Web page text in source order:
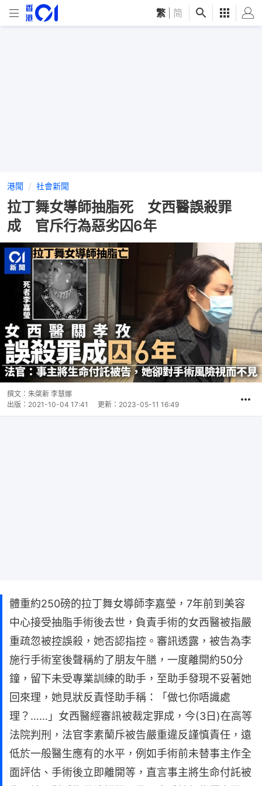
繁 简
港聞 社會新聞
拉丁舞女導師抽脂死 女西醫誤殺罪
成 官斥行為惡劣囚6年
撰文： 朱棨新 李慧娜
出版： 2021-10-04 17:41 更新： 2023-05-11 16:49
體重約250磅的拉丁舞女導師李嘉瑩，7年前到美容
中心接受抽脂手術後去世，負責手術的女西醫被指嚴
重疏忽被控誤殺，她否認指控。審訊透露，被告為李
施行手術室後聲稱約了朋友午膳，一度離開約50分
鐘，留下未受專業訓練的助手，至助手發現不妥著她
回來理，她見狀反責怪助手稱：「做乜你唔識處
理？……」女西醫經審訊被裁定罪成，今(3日)在高等
法院判刑，法官李素蘭斥被告嚴重違反謹慎責任，遠
低於一般醫生應有的水平，例如手術前未替事主作全
面評估、手術後立即離開等，直言事主將生命付託被